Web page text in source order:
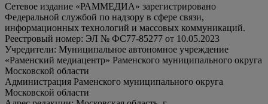
Сетевое издание «РАММЕДИА» зарегистрировано
Федеральной службой по надзору в сфере связи,
информационных технологий и массовых коммуникаций.
Реестровый номер: ЭЛ № ФС77-85277 от 10.05.2023
Учредители: Муниципальное автономное учреждение
«Раменский медиацентр» Раменского муниципального округа
Московской области
Администрация Раменского муниципального округа
Московской области